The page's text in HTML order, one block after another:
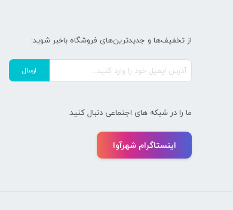
از تخفیف‌ها و جدیدترین‌های فروشگاه باخبر شوید:
ما را در شبکه های اجتماعی دنبال کنید.
اینستاگرام شهرآوا